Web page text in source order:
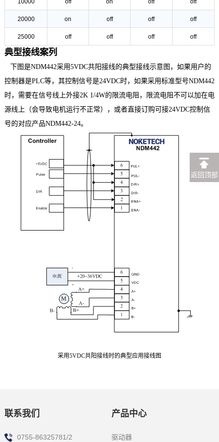
10000 off on off off
20000 on off off off
25000 off off off off
典型接线案列
下图是NDM442采用5VDC共阳接线的典型接线示意图，如果用户的
控制器是PLC等，其控制信号是24VDC时，如果采用标准型号NDM442
时，需要在信号线上外接2K 1/4W的限流电阻，限流电阻不可以加在电
源线上（会导致电机运行不正常），或者直接订购可接24VDC控制信
号的对应产品NDM442-24。
采用5VDC共阳接线时的典型应用接线图
返回顶部
联系我们
0755-86325781/2
产品中心
驱动器